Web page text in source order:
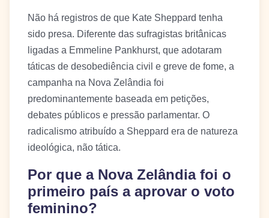
Não há registros de que Kate Sheppard tenha
sido presa. Diferente das sufragistas britânicas
ligadas a Emmeline Pankhurst, que adotaram
táticas de desobediência civil e greve de fome, a
campanha na Nova Zelândia foi
predominantemente baseada em petições,
debates públicos e pressão parlamentar. O
radicalismo atribuído a Sheppard era de natureza
ideológica, não tática.
Por que a Nova Zelândia foi o
primeiro país a aprovar o voto
feminino?